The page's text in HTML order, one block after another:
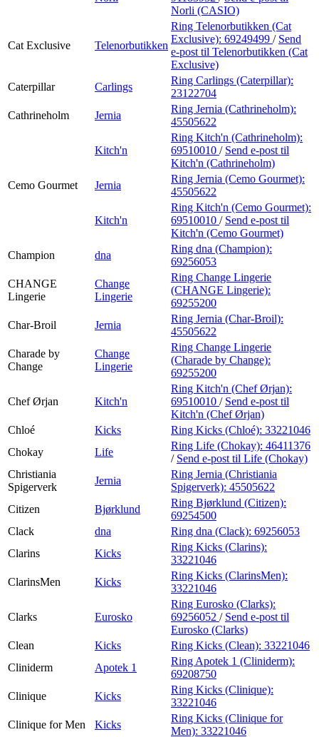
Norli (CASIO)
Cat Exclusive Telenorbutikken
Ring Telenorbutikken (Cat
Exclusive): 69249499 / Send
e-post til Telenorbutikken (Cat
Exclusive)
Caterpillar
Carlings
Ring Carlings (Caterpillar):
23122704
Cathrineholm
Jernia
Ring Jernia (Cathrineholm):
45505622
Kitch'n
Ring Kitch'n (Cathrineholm):
69510010 / Send e-post til
Kitch'n (Cathrineholm)
Cemo Gourmet
Jernia
Ring Jernia (Cemo Gourmet):
45505622
Kitch'n
Ring Kitch'n (Cemo Gourmet):
69510010 / Send e-post til
Kitch'n (Cemo Gourmet)
Champion
dna
Ring dna (Champion):
69256053
CHANGE
Lingerie
Change
Lingerie
Ring Change Lingerie
(CHANGE Lingerie):
69255200
Char-Broil
Jernia
Ring Jernia (Char-Broil):
45505622
Charade by
Change
Change
Lingerie
Ring Change Lingerie
(Charade by Change):
69255200
Chef Ørjan Kitch'n
Ring Kitch'n (Chef Ørjan):
69510010 / Send e-post til
Kitch'n (Chef Ørjan)
Chloé
Kicks Ring Kicks (Chloé): 33221046
Chokay
Life
Ring Life (Chokay): 46411376
/ Send e-post til Life (Chokay)
Christiania
Spigerverk
Jernia
Ring Jernia (Christiania
Spigerverk): 45505622
Citizen
Bjørklund
Ring Bjørklund (Citizen):
69254500
Clack
dna Ring dna (Clack): 69256053
Clarins
Kicks
Ring Kicks (Clarins):
33221046
ClarinsMen
Kicks
Ring Kicks (ClarinsMen):
33221046
Clarks Eurosko
Ring Eurosko (Clarks):
69256052 / Send e-post til
Eurosko (Clarks)
Clean
Kicks Ring Kicks (Clean): 33221046
Cliniderm
Apotek 1
Ring Apotek 1 (Cliniderm):
69208750
Clinique
Kicks
Ring Kicks (Clinique):
33221046
Clinique for Men
Kicks
Ring Kicks (Clinique for
Men): 33221046